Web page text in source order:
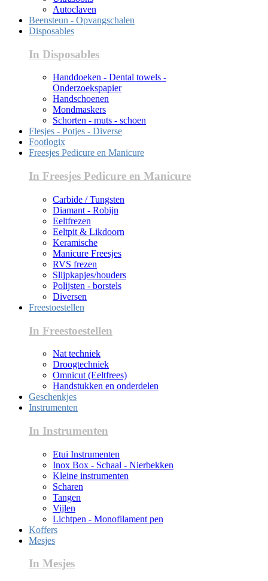
Autoclaven
Beensteun - Opvangschalen
Disposables
In Disposables
Handdoeken - Dental towels -
Onderzoekspapier
Handschoenen
Mondmaskers
Schorten - muts - schoen
Flesjes - Potjes - Diverse
Footlogix
Freesjes Pedicure en Manicure
In Freesjes Pedicure en Manicure
Carbide / Tungsten
Diamant - Robijn
Eeltfrezen
Eeltpit & Likdoorn
Keramische
Manicure Freesjes
RVS frezen
Slijpkapjes/houders
Polijsten - borstels
Diversen
Freestoestellen
In Freestoestellen
Nat techniek
Droogtechniek
Omnicut (Eeltfrees)
Handstukken en onderdelen
Geschenkjes
Instrumenten
In Instrumenten
Etui Instrumenten
Inox Box - Schaal - Nierbekken
Kleine instrumenten
Scharen
Tangen
Vijlen
Lichtpen - Monofilament pen
Koffers
Mesjes
In Mesjes